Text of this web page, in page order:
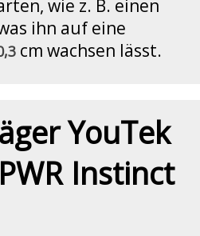
wie z. B. einen
ihn auf eine
cm wachsen lässt.
YouTek
Instinct